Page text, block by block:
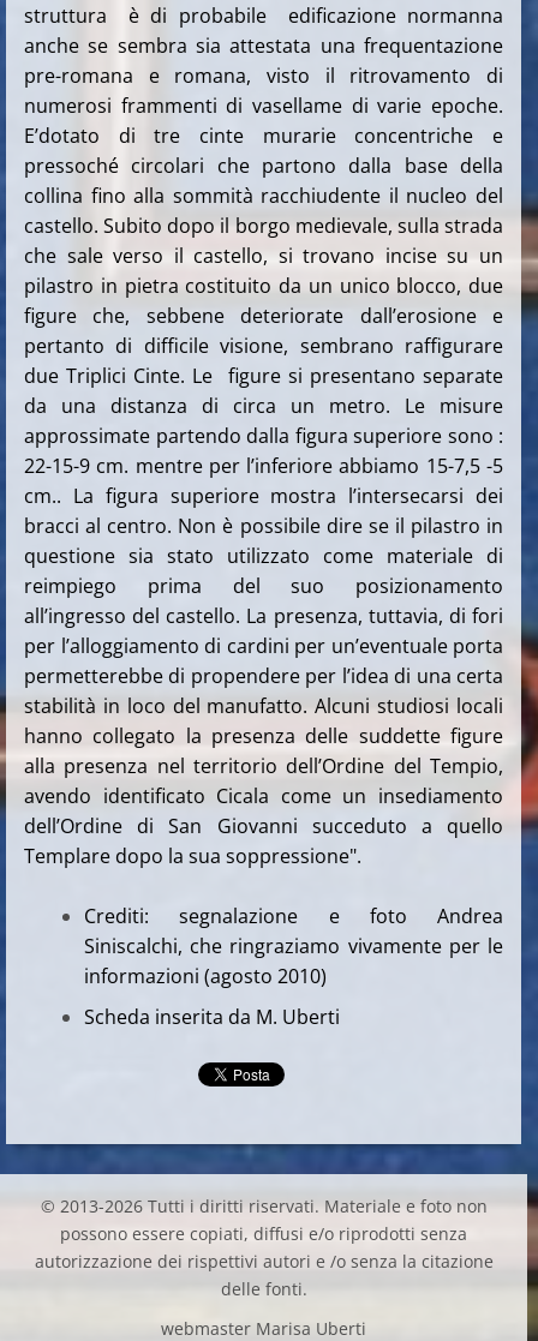
struttura è di probabile edificazione normanna
anche se sembra sia attestata una frequentazione
pre-romana e romana, visto il ritrovamento di
numerosi frammenti di vasellame di varie epoche.
E’dotato di tre cinte murarie concentriche e
pressoché circolari che partono dalla base della
collina fino alla sommità racchiudente il nucleo del
castello. Subito dopo il borgo medievale, sulla strada
che sale verso il castello, si trovano incise su un
pilastro in pietra costituito da un unico blocco, due
figure che, sebbene deteriorate dall’erosione e
pertanto di difficile visione, sembrano raffigurare
due Triplici Cinte. Le figure si presentano separate
da una distanza di circa un metro. Le misure
approssimate partendo dalla figura superiore sono :
22-15-9 cm. mentre per l’inferiore abbiamo 15-7,5 -5
cm.. La figura superiore mostra l’intersecarsi dei
bracci al centro. Non è possibile dire se il pilastro in
questione sia stato utilizzato come materiale di
reimpiego prima del suo posizionamento
all’ingresso del castello. La presenza, tuttavia, di fori
per l’alloggiamento di cardini per un’eventuale porta
permetterebbe di propendere per l’idea di una certa
stabilità in loco del manufatto. Alcuni studiosi locali
hanno collegato la presenza delle suddette figure
alla presenza nel territorio dell’Ordine del Tempio,
avendo identificato Cicala come un insediamento
dell’Ordine di San Giovanni succeduto a quello
Templare dopo la sua soppressione".
Crediti: segnalazione e foto Andrea
Siniscalchi, che ringraziamo vivamente per le
informazioni (agosto 2010)
Scheda inserita da M. Uberti
© 2013-2026 Tutti i diritti riservati. Materiale e foto non
possono essere copiati, diffusi e/o riprodotti senza
autorizzazione dei rispettivi autori e /o senza la citazione
delle fonti.
webmaster Marisa Uberti